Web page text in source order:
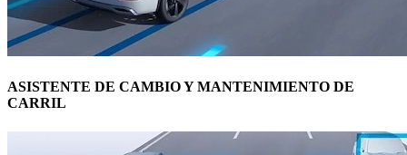
ASISTENTE DE CAMBIO Y MANTENIMIENTO DE
CARRIL